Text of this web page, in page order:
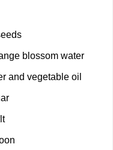
blossom water
and vegetable oil